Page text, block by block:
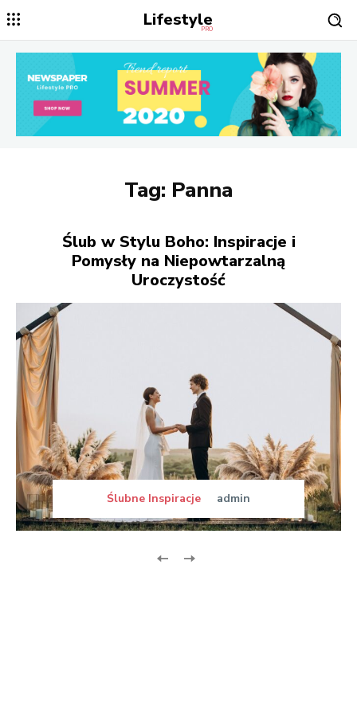
Lifestyle
PRO
Tag: Panna
Ślub w Stylu Boho: Inspiracje i
Pomysły na Niepowtarzalną
Uroczystość
Ślubne Inspiracje admin